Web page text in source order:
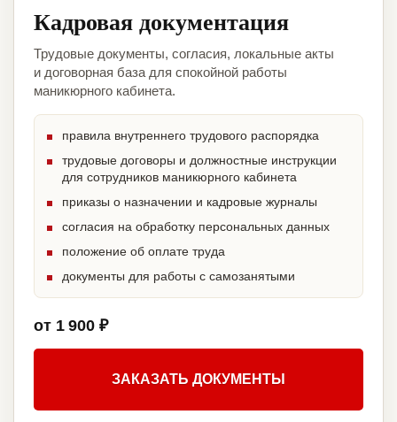
Кадровая документация
Трудовые документы, согласия, локальные акты
и договорная база для спокойной работы
маникюрного кабинета.
правила внутреннего трудового распорядка
трудовые договоры и должностные инструкции
для сотрудников маникюрного кабинета
приказы о назначении и кадровые журналы
согласия на обработку персональных данных
положение об оплате труда
документы для работы с самозанятыми
от 1 900 ₽
ЗАКАЗАТЬ ДОКУМЕНТЫ